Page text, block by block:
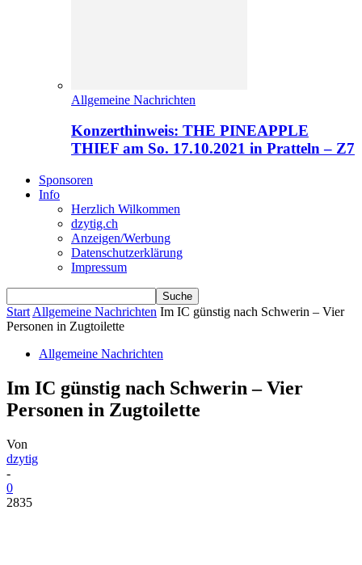
Allgemeine Nachrichten
Konzerthinweis: THE PINEAPPLE
THIEF am So. 17.10.2021 in Pratteln – Z7
Sponsoren
Info
Herzlich Wilkommen
dzytig.ch
Anzeigen/Werbung
Datenschutzerklärung
Impressum
Start Allgemeine Nachrichten Im IC günstig nach Schwerin – Vier
Personen in Zugtoilette
Allgemeine Nachrichten
Im IC günstig nach Schwerin – Vier
Personen in Zugtoilette
Von
dzytig
-
0
2835